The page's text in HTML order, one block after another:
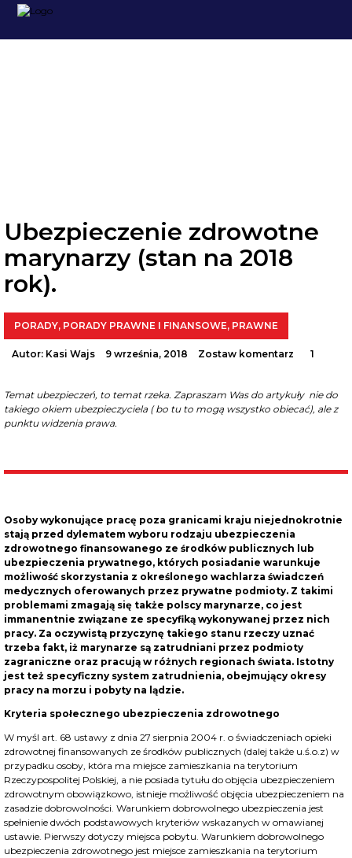
Ubezpieczenie zdrowotne
marynarzy (stan na 2018
rok).
PORADY, PORADY PRAWNE I FINANSOWE, PRAWNE
Autor: Kasi Wajs 9 września, 2018 Zostaw komentarz 1
Temat ubezpieczeń, to temat rzeka. Zapraszam Was do artykuły nie do
takiego okiem ubezpieczyciela ( bo tu to mogą wszystko obiecać), ale z
punktu widzenia prawa.
Osoby wykonujące pracę poza granicami kraju niejednokrotnie
stają przed dylematem wyboru rodzaju ubezpieczenia
zdrowotnego finansowanego ze środków publicznych lub
ubezpieczenia prywatnego, których posiadanie warunkuje
możliwość skorzystania z określonego wachlarza świadczeń
medycznych oferowanych przez prywatne podmioty. Z takimi
problemami zmagają się także polscy marynarze, co jest
immanentnie związane ze specyfiką wykonywanej przez nich
pracy. Za oczywistą przyczynę takiego stanu rzeczy uznać
trzeba fakt, iż marynarze są zatrudniani przez podmioty
zagraniczne oraz pracują w różnych regionach świata. Istotny
jest też specyficzny system zatrudnienia, obejmujący okresy
pracy na morzu i pobyty na lądzie.
Kryteria społecznego ubezpieczenia zdrowotnego
W myśl art. 68 ustawy z dnia 27 sierpnia 2004 r. o świadczeniach opieki
zdrowotnej finansowanych ze środków publicznych (dalej także u.ś.o.z) w
przypadku osoby, która ma miejsce zamieszkania na terytorium
Rzeczypospolitej Polskiej, a nie posiada tytułu do objęcia ubezpieczeniem
zdrowotnym obowiązkowo, istnieje możliwość objęcia ubezpieczeniem na
zasadzie dobrowolności. Warunkiem dobrowolnego ubezpieczenia jest
spełnienie dwóch podstawowych kryteriów wskazanych w omawianej
ustawie. Pierwszy dotyczy miejsca pobytu. Warunkiem dobrowolnego
ubezpieczenia zdrowotnego jest miejsce zamieszkania na terytorium